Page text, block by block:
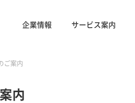
企業情報 サービス案内
ご案内
内